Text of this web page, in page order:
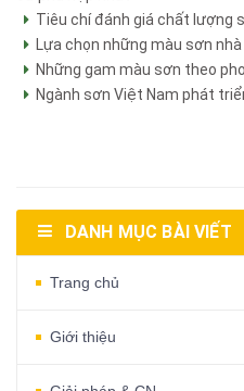
Tiêu chí đánh giá chất lượng
Lựa chọn những màu sơn
Những gam màu sơn theo
Ngành sơn Việt Nam phát
DANH MỤC BÀI VIẾT
Trang chủ
Giới thiệu